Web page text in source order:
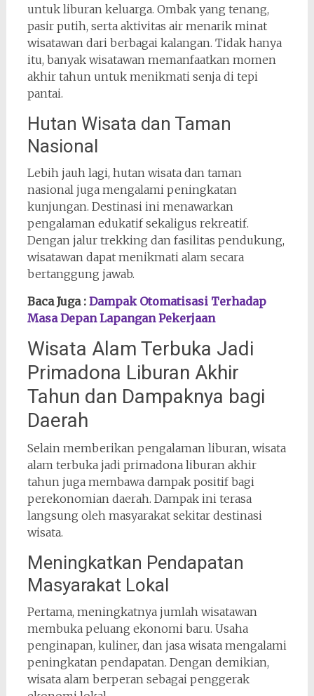
untuk liburan keluarga. Ombak yang tenang,
pasir putih, serta aktivitas air menarik minat
wisatawan dari berbagai kalangan. Tidak hanya
itu, banyak wisatawan memanfaatkan momen
akhir tahun untuk menikmati senja di tepi
pantai.
Hutan Wisata dan Taman
Nasional
Lebih jauh lagi, hutan wisata dan taman
nasional juga mengalami peningkatan
kunjungan. Destinasi ini menawarkan
pengalaman edukatif sekaligus rekreatif.
Dengan jalur trekking dan fasilitas pendukung,
wisatawan dapat menikmati alam secara
bertanggung jawab.
Baca Juga : Dampak Otomatisasi Terhadap
Masa Depan Lapangan Pekerjaan
Wisata Alam Terbuka Jadi
Primadona Liburan Akhir
Tahun dan Dampaknya bagi
Daerah
Selain memberikan pengalaman liburan, wisata
alam terbuka jadi primadona liburan akhir
tahun juga membawa dampak positif bagi
perekonomian daerah. Dampak ini terasa
langsung oleh masyarakat sekitar destinasi
wisata.
Meningkatkan Pendapatan
Masyarakat Lokal
Pertama, meningkatnya jumlah wisatawan
membuka peluang ekonomi baru. Usaha
penginapan, kuliner, dan jasa wisata mengalami
peningkatan pendapatan. Dengan demikian,
wisata alam berperan sebagai penggerak